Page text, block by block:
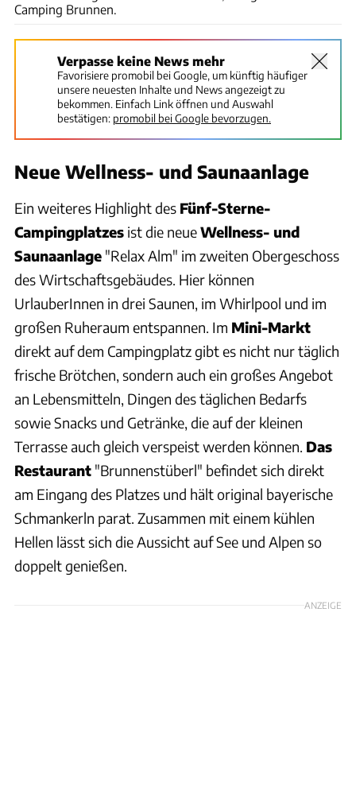
Camping Brunnen.
Verpasse keine News mehr
Favorisiere promobil bei Google, um künftig häufiger
unsere neuesten Inhalte und News angezeigt zu
bekommen. Einfach Link öffnen und Auswahl
bestätigen: promobil bei Google bevorzugen.
Neue Wellness- und Saunaanlage
Ein weiteres Highlight des Fünf-Sterne-
Campingplatzes ist die neueWellness- und
Saunaanlage "Relax Alm" im zweiten Obergeschoss
des Wirtschaftsgebäudes. Hier können
UrlauberInnen in drei Saunen, im Whirlpool und im
großen Ruheraum entspannen. Im Mini-Markt
direkt auf dem Campingplatz gibt es nicht nur täglich
frische Brötchen, sondern auch ein großes Angebot
an Lebensmitteln, Dingen des täglichen Bedarfs
sowie Snacks und Getränke, die auf der kleinen
Terrasse auch gleich verspeist werden können. Das
Restaurant "Brunnenstüberl" befindet sich direkt
am Eingang des Platzes und hält original bayerische
Schmankerln parat. Zusammen mit einem kühlen
Hellen lässt sich die Aussicht auf See und Alpen so
doppelt genießen.
ANZEIGE